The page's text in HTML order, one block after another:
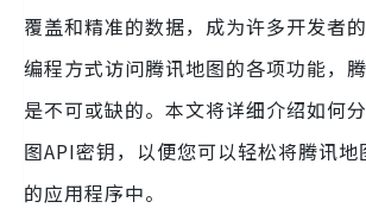
覆盖和精准的数据，成为许多开发者
编程方式访问腾讯地图的各项功能，
是不可或缺的。本文将详细介绍如何
图API密钥，以便您可以轻松将腾讯
的应用程序中。